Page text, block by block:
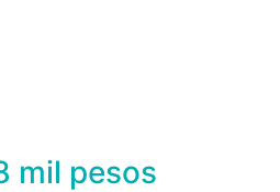
mil pesos